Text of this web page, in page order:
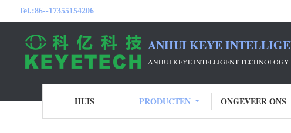
Tel.:86--17355154206
ANHUI KEYE
ANHUI KEYE INTELLIGENT TECHNOLOGY
HUIS PRODUCTEN ONGEVEER ONS